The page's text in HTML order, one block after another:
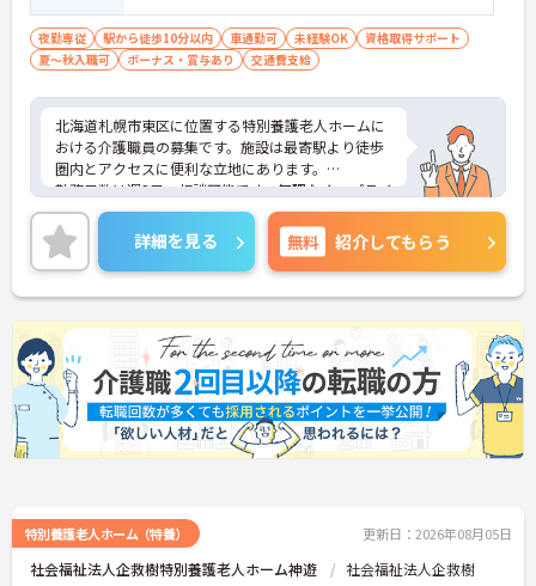
夜勤専従 駅から徒歩10分以内 車通勤可 未経験OK
資格取得サポート
夏～秋入職可
ボーナス・賞与あり 交通費支給
北海道札幌市東区に位置する特別養護老人ホームに
おける介護職員の募集です。施設は最寄駅より徒歩
圏内とアクセスに便利な立地にあります。
勤務日数は週2日～相談可能です。無理なく。プライ
ベートを大切にしながらご勤務いただけます。
ご興味のある方には、面接対策ポイントなど、さら
に詳細をご案内しますのでお気軽にご相談くださ
い！
詳細を見る 無料 紹介してもらう
特別養護老人ホーム（特養） 更新日：2026年08月05日
社会福祉法人企救樹特別養護老人ホーム神遊 社会福祉法人企救樹